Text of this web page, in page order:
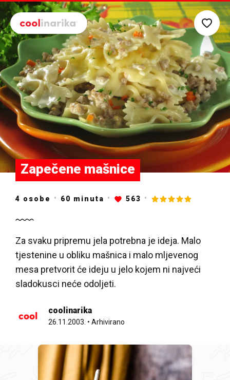
Preskoči na glavni sadržaj
Zapečene mašnice
4 osobe 60 minuta 563
Za svaku pripremu jela potrebna je ideja. Malo
tjestenine u obliku mašnica i malo mljevenog
mesa pretvorit će ideju u jelo kojem ni najveći
sladokusci neće odoljeti.
coolinarika
26.11.2003. • Arhivirano